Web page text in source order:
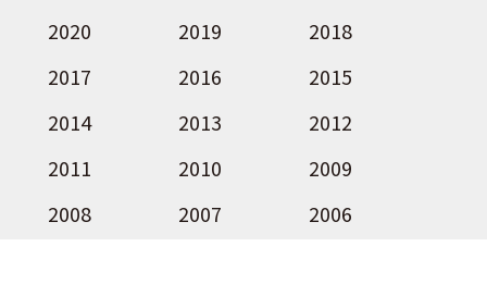
2020
2019
2018
2017
2016
2015
2014
2013
2012
2011
2010
2009
2008
2007 2006